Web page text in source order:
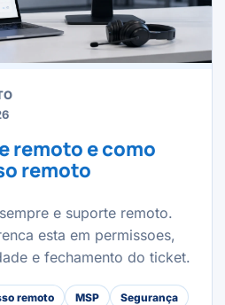
remoto e como
remoto
e suporte remoto.
esta em permissoes,
e fechamento do ticket.
remoto MSP
Segurança